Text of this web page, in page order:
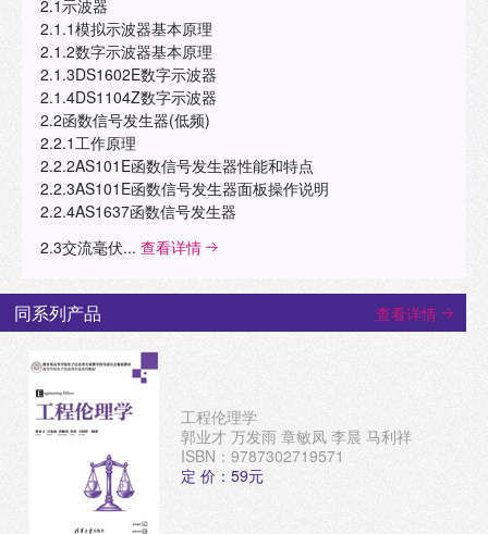
2.1示波器
2.1.1模拟示波器基本原理
2.1.2数字示波器基本原理
2.1.3DS1602E数字示波器
2.1.4DS1104Z数字示波器
2.2函数信号发生器(低频)
2.2.1工作原理
2.2.2AS101E函数信号发生器性能和特点
2.2.3AS101E函数信号发生器面板操作说明
2.2.4AS1637函数信号发生器
2.3交流毫伏... 查看详情
同系列产品 查看详情
工程伦理学
郭业才 万发雨 章敏凤 李晨 马利祥
ISBN：9787302719571
定 价：59元